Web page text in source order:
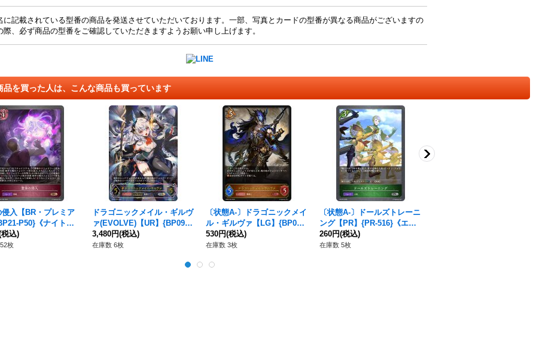
記載されている型番の商品を発送させていただいております。一部、写真とカードの型番が異なる商品がございますの
際、必ず商品の型番をご確認していただきますようお願い申し上げます。
品を買った人は、こんな商品も買っています
侵入【BR・プレミア
P50}《ナイトメ
税込)
枚
ドラゴニックメイル・ギルヴ
ァ(EVOLVE)【UR】{BP09-U
04}《ドラゴン》
3,480円(税込)
在庫数 6枚
〔状態A-〕ドラゴニックメイ
ル・ギルヴァ【LG】{BP09-0
52}《ドラゴン》
530円(税込)
在庫数 3枚
〔状態A-〕ドールズトレーニ
ング【PR】{PR-516}《エル
フ》
260円(税込)
在庫数 5枚